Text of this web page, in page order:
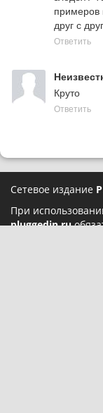
примеров
друг с
Ответить
Круто
Ответить
Сетевое издание
При
pluggedin.ru